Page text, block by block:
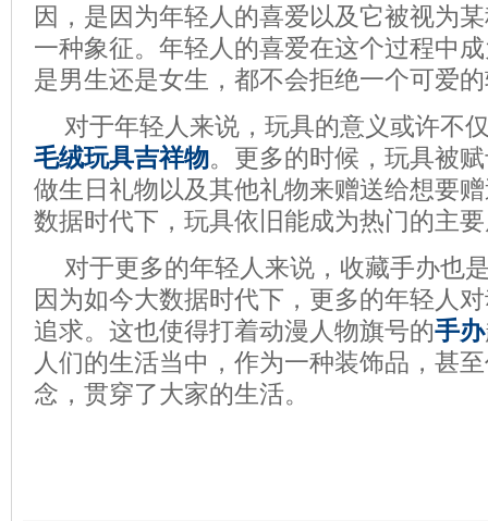
因，是因为年轻人的喜爱以及它被视为
一种象征。年轻人的喜爱在这个过程中
是男生还是女生，都不会拒绝一个可爱
对于年轻人来说，玩具的意义或许不
毛绒玩具吉祥物。更多的时候，玩具被
做生日礼物以及其他礼物来赠送给想要
数据时代下，玩具依旧能成为热门的主
对于更多的年轻人来说，收藏手办也
因为如今大数据时代下，更多的年轻人
追求。这也使得打着动漫人物旗号的手办
人们的生活当中，作为一种装饰品，甚
念，贯穿了大家的生活。